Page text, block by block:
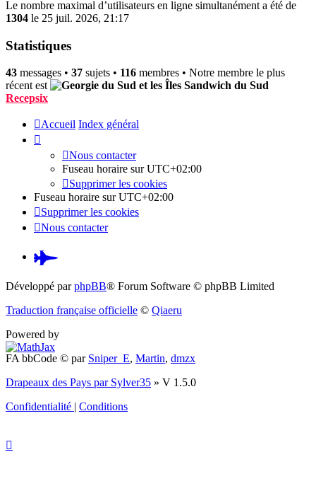
Le nombre maximal d’utilisateurs en ligne simultanément a été de
1304 le 25 juil. 2026, 21:17
Statistiques
43 messages • 37 sujets • 116 membres • Notre membre le plus
récent est
Recepsix
Accueil Index général
Nous contacter
Fuseau horaire surUTC+02:00
Supprimer les cookies
Fuseau horaire surUTC+02:00
Supprimer les cookies
Nous contacter
Pardus.at
(S’ouvre
nouvel
Développé parphpBB® Forum Software © phpBB Limited
Traduction française officielle © Qiaeru
Powered by
FA bbCode © par Sniper_E, Martin, dmzx
Drapeaux des Pays par Sylver35 » V 1.5.0
Confidentialité | Conditions